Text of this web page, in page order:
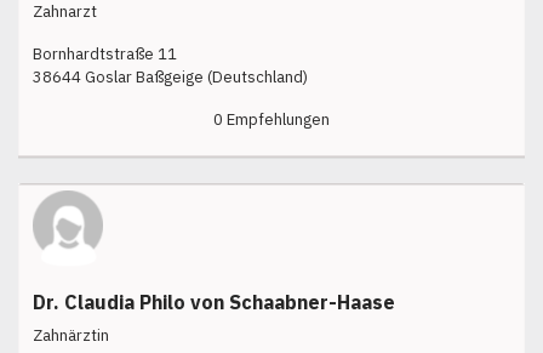
Zahnarzt
Bornhardtstraße 11
38644 Goslar Baßgeige (Deutschland)
0 Empfehlungen
Dr. Claudia Philo von Schaabner-Haase
Zahnärztin